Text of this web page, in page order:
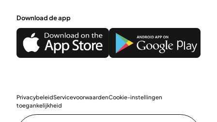
Download de app
PrivacybeleidServicevoorwaardenCookie-instellingen
toegankelijkheid